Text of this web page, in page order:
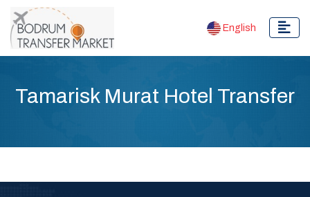
English
Tamarisk Murat Hotel Transfer